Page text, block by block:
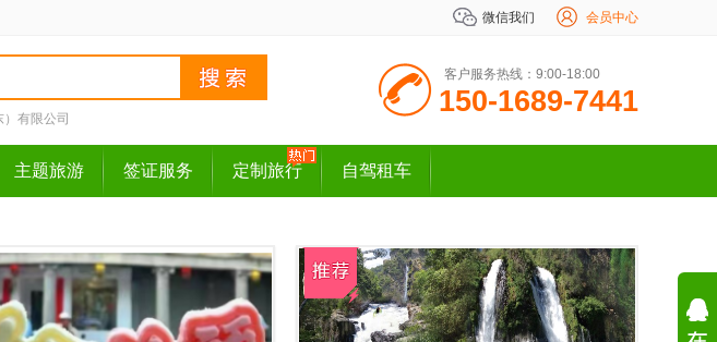
微信我们 会员中心
有限公司
客户服务热线：9:00-18:00
150-1689-7441
主题旅游 签证服务 定制旅行 自驾租车